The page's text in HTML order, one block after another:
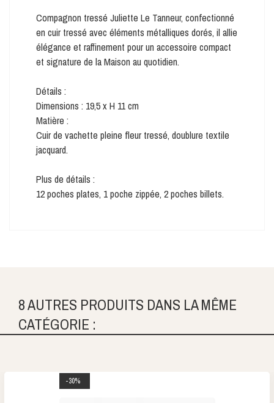
Compagnon tressé Juliette Le Tanneur, confectionné
en cuir tressé avec éléments métalliques dorés, il allie
élégance et raffinement pour un accessoire compact
et signature de la Maison au quotidien.
Détails :
Dimensions : 19,5 x H 11 cm
Matière :
Cuir de vachette pleine fleur tressé, doublure textile
jacquard.
Plus de détails :
12 poches plates, 1 poche zippée, 2 poches billets.
8 AUTRES PRODUITS DANS LA MÊME
CATÉGORIE :
-30%